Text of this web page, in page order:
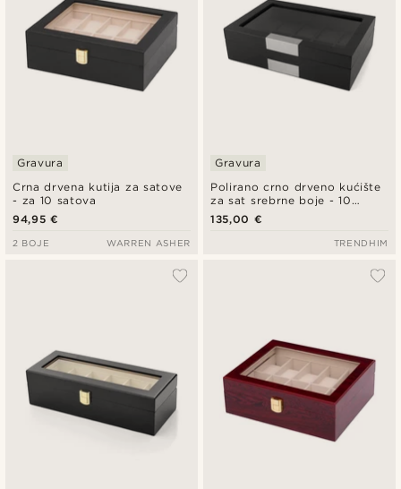
Crna drvena kutija za satove
- za 10 satova
Gravura
94,95 €
2 BOJE WARREN ASHER
Polirano crno drveno kućište
za sat srebrne boje - 10
satova
Gravura
135,00 €
TRENDHIM